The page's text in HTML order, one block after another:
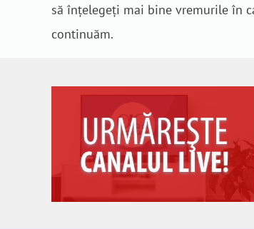
să înțelegeți mai bine vremurile în
continuăm.